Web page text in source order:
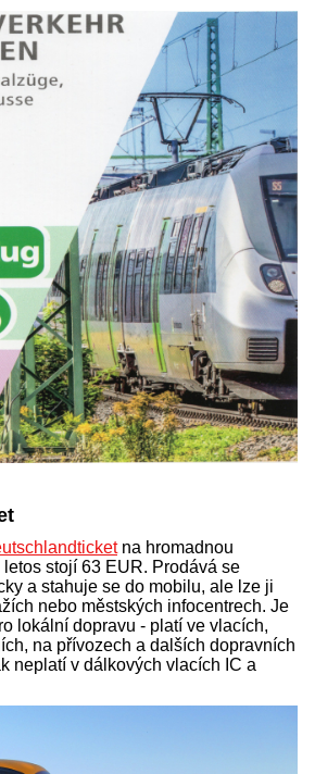
na hromadnou
stojí 63 EUR. Prodává se
a stahuje se do mobilu, ale lze ji
nebo městských infocentrech. Je
lokální dopravu - platí ve vlacích,
na přívozech a dalších dopravních
neplatí v dálkových vlacích IC a